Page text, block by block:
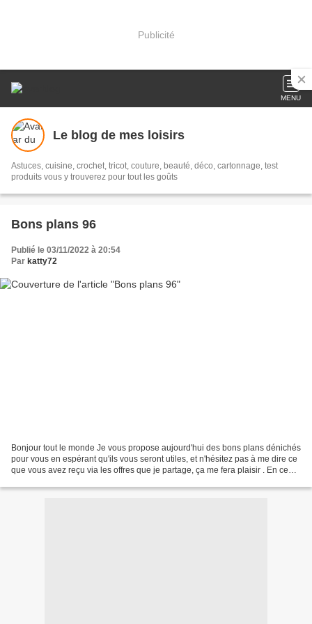
Publicité
MENU
Le blog de mes loisirs
Astuces, cuisine, crochet, tricot, couture, beauté, déco, cartonnage, test
produits vous y trouverez pour tout les goûts
Bons plans 96
Publié le 03/11/2022 à 20:54
Par katty72
Bonjour tout le monde Je vous propose aujourd'hui des bons plans dénichés
pour vous en espérant qu'ils vous seront utiles, et n'hésitez pas à me dire ce
que vous avez reçu via les offres que je partage, ça me fera plaisir . En ce